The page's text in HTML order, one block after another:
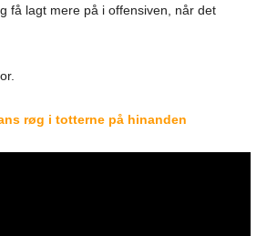
få lagt mere på i offensiven, når det
røg i totterne på hinanden